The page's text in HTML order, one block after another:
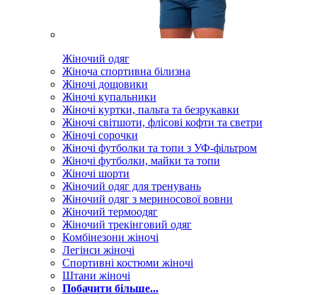
Жіночий одяг
Жіноча спортивна білизна
Жіночі дощовики
Жіночі купальники
Жіночі куртки, пальта та безрукавки
Жіночі світшоти, флісові кофти та светри
Жіночі сорочки
Жіночі футболки та топи з УФ-фільтром
Жіночі футболки, майки та топи
Жіночі шорти
Жіночий одяг для тренувань
Жіночий одяг з мериносової вовни
Жіночий термоодяг
Жіночий трекінговий одяг
Комбінезони жіночі
Легінси жіночі
Спортивні костюми жіночі
Штани жіночі
Побачити більше...